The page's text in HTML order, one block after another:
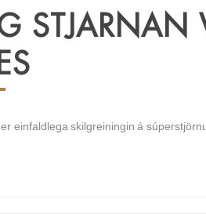
einfaldlega skilgreiningin á